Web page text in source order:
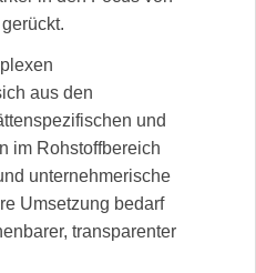
aus den
und
im Rohstoffbereich
unternehmerische
Umsetzung bedarf
transparenter